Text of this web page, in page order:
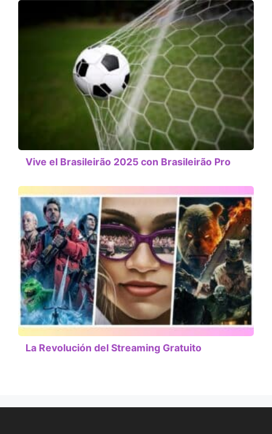
Vive el Brasileirão 2025 con Brasileirão Pro
La Revolución del Streaming Gratuito